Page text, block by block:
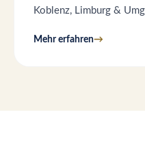
Koblenz, Limburg &
Mehr erfahren